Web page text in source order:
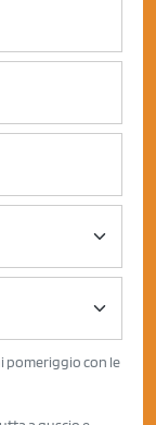
pomeriggio con le